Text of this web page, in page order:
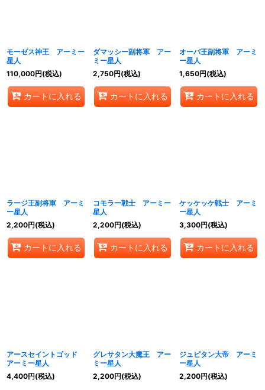
絞り込む
モーゼス神王 アーミー
星人
110,000円(税込)
カートに入れる
ダマッシー副将軍 アー
ミー星人
2,750円(税込)
カートに入れる
オーバ王副将軍 アーミ
ー星人
1,650円(税込)
カートに入れる
ラージ王副将軍 アーミ
ー星人
2,200円(税込)
カートに入れる
コモラー戦士 アーミー
星人
2,200円(税込)
カートに入れる
ケッケッケ戦士 アーミ
ー星人
3,300円(税込)
カートに入れる
アースセイントゴッド
アーミー星人
4,400円(税込)
グレサタン大魔王 アー
ミー星人
2,200円(税込)
ジュピタン大帝 アーミ
ー星人
2,200円(税込)